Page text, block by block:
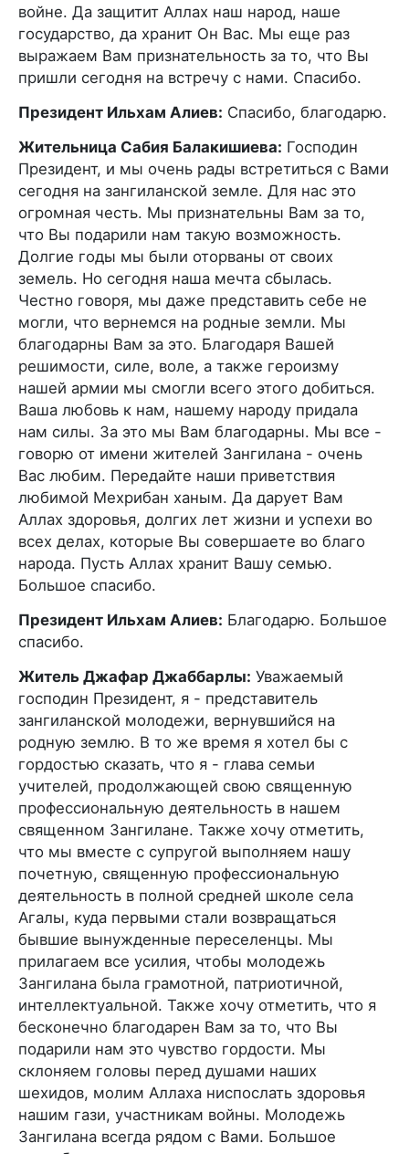
войне. Да защитит Аллах наш народ, наше
государство, да хранит Он Вас. Мы еще раз
выражаем Вам признательность за то, что Вы
пришли сегодня на встречу с нами. Спасибо.
Президент Ильхам Алиев: Спасибо, благодарю.
Жительница Сабия Балакишиева: Господин
Президент, и мы очень рады встретиться с Вами
сегодня на зангиланской земле. Для нас это
огромная честь. Мы признательны Вам за то,
что Вы подарили нам такую возможность.
Долгие годы мы были оторваны от своих
земель. Но сегодня наша мечта сбылась.
Честно говоря, мы даже представить себе не
могли, что вернемся на родные земли. Мы
благодарны Вам за это. Благодаря Вашей
решимости, силе, воле, а также героизму
нашей армии мы смогли всего этого добиться.
Ваша любовь к нам, нашему народу придала
нам силы. За это мы Вам благодарны. Мы все -
говорю от имени жителей Зангилана - очень
Вас любим. Передайте наши приветствия
любимой Мехрибан ханым. Да дарует Вам
Аллах здоровья, долгих лет жизни и успехи во
всех делах, которые Вы совершаете во благо
народа. Пусть Аллах хранит Вашу семью.
Большое спасибо.
Президент Ильхам Алиев: Благодарю. Большое
спасибо.
Житель Джафар Джаббарлы: Уважаемый
господин Президент, я - представитель
зангиланской молодежи, вернувшийся на
родную землю. В то же время я хотел бы с
гордостью сказать, что я - глава семьи
учителей, продолжающей свою священную
профессиональную деятельность в нашем
священном Зангилане. Также хочу отметить,
что мы вместе с супругой выполняем нашу
почетную, священную профессиональную
деятельность в полной средней школе села
Агалы, куда первыми стали возвращаться
бывшие вынужденные переселенцы. Мы
прилагаем все усилия, чтобы молодежь
Зангилана была грамотной, патриотичной,
интеллектуальной. Также хочу отметить, что я
бесконечно благодарен Вам за то, что Вы
подарили нам это чувство гордости. Мы
склоняем головы перед душами наших
шехидов, молим Аллаха ниспослать здоровья
нашим гази, участникам войны. Молодежь
Зангилана всегда рядом с Вами. Большое